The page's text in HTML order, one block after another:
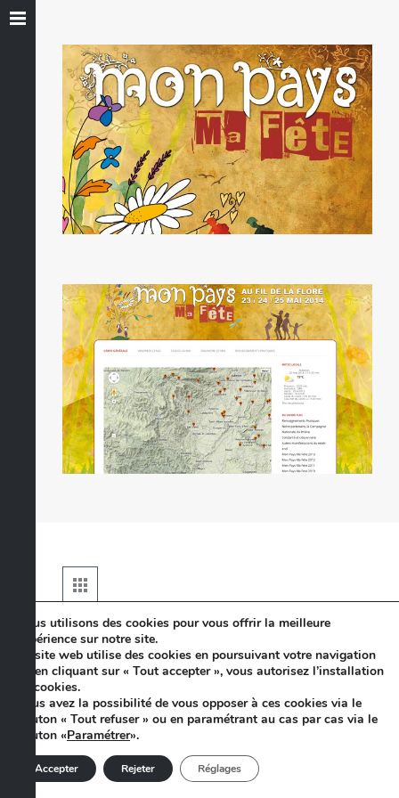
Mon Pays Ma Fête 2014
Au fil de La flore venez découvrir , jouer, partager
en sud Ardèche.
Comme chaque année depuis 2009 Mon Pays Ma
fête vous donne rendez-vous.
Nous utilisons des cookies pour vous offrir la meilleure
expérience sur notre site.
Ce site web utilise des cookies en poursuivant votre navigation
ou en cliquant sur « Tout accepter », vous autorisez l’installation
de cookies.
Vous avez la possibilité de vous opposer à ces cookies via le
bouton « Tout refuser » ou en paramétrant au cas par cas via le
bouton «Paramétrer».
Accepter Rejeter Réglages